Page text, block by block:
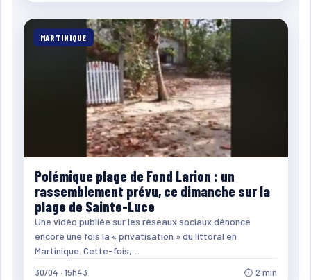
MARTINIQUE
Polémique plage de Fond Larion : un
rassemblement prévu, ce dimanche sur la
plage de Sainte-Luce
Une vidéo publiée sur les réseaux sociaux dénonce
encore une fois la « privatisation » du littoral en
Martinique. Cette-fois,…
30/04 · 15h43 ⏱ 2 min